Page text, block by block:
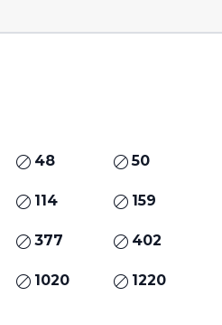
48 50
114 159
377 402
1020 1220